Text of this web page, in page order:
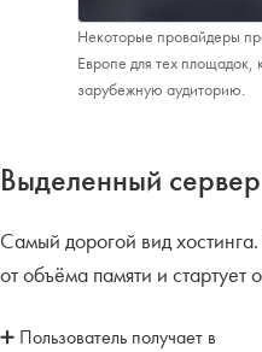
Некоторые провайдеры
Европе для тех
зарубежную аудиторию.
Выделенный сервер
Самый дорогой вид хостинга.
от объёма памяти и стартует
➕ Пользователь получает в